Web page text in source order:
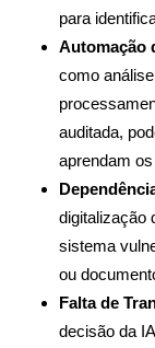
para
Automação
como
auditada,
aprendam
digitalização
sistema
ou
Falta de
decisão da